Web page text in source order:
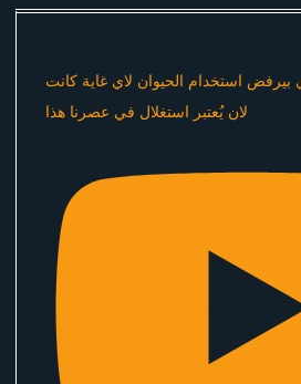
بيرفض استخدام الحيوان لاي غاية كانت